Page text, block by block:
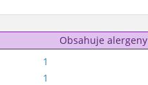
Obsahuje alergeny
1
1